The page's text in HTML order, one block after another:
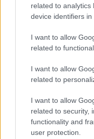
related to analytics
device identifiers in
I want to allow
related to
I want to allow
related to
I want to allow
related to security,
functionality and
user protection.
Condividi
a
ce
b
o
o
k
T
w
it
te
r
Pi
n
te
re
st
NOTIZIE RECENTI